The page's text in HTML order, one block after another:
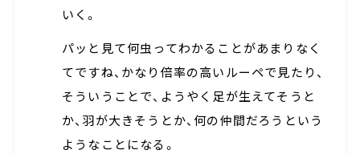
いく。
パッと見て何虫ってわかることがあまりなく
てですね、かなり倍率の高いルーペで見たり、
そういうことで、ようやく足が生えてそうと
か、羽が大きそうとか、何の仲間だろうという
ようなことになる。